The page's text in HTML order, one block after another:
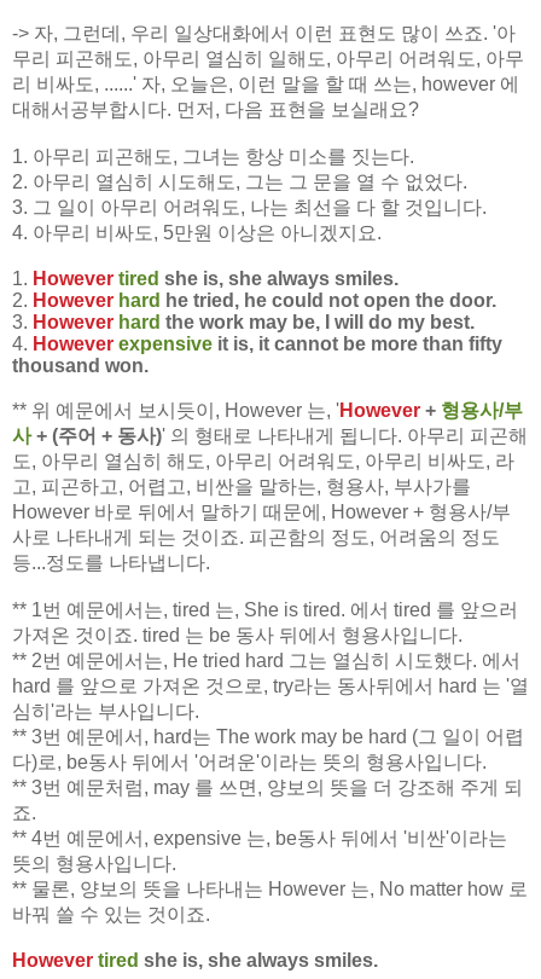
-> 자, 그런데, 우리 일상대화에서 이런 표현도 많이 쓰죠. '아
무리 피곤해도, 아무리 열심히 일해도, 아무리 어려워도, 아무
리 비싸도, ......' 자, 오늘은, 이런 말을 할 때 쓰는, however 에
대해서공부합시다. 먼저, 다음 표현을 보실래요?
1. 아무리 피곤해도, 그녀는 항상 미소를 짓는다.
2. 아무리 열심히 시도해도, 그는 그 문을 열 수 없었다.
3. 그 일이 아무리 어려워도, 나는 최선을 다 할 것입니다.
4. 아무리 비싸도, 5만원 이상은 아니겠지요.
1. However tired she is, she always smiles.
2. However hard he tried, he could not open the door.
3. However hard the work may be, I will do my best.
4. However expensive it is, it cannot be more than fifty
thousand won.
** 위 예문에서 보시듯이, However 는, 'However + 형용사/부
사+ (주어 + 동사)' 의 형태로 나타내게 됩니다. 아무리 피곤해
도, 아무리 열심히 해도, 아무리 어려워도, 아무리 비싸도, 라
고, 피곤하고, 어렵고, 비싼을 말하는, 형용사, 부사가를
However 바로 뒤에서 말하기 때문에, However + 형용사/부
사로 나타내게 되는 것이죠. 피곤함의 정도, 어려움의 정도
등...정도를 나타냅니다.
** 1번 예문에서는, tired 는, She is tired. 에서 tired 를 앞으러
가져온 것이죠. tired 는 be 동사 뒤에서 형용사입니다.
** 2번 예문에서는, He tried hard 그는 열심히 시도했다. 에서
hard 를 앞으로 가져온 것으로, try라는 동사뒤에서 hard 는 '열
심히'라는 부사입니다.
** 3번 예문에서, hard는 The work may be hard (그 일이 어렵
다)로, be동사 뒤에서 '어려운'이라는 뜻의 형용사입니다.
** 3번 예문처럼, may 를 쓰면, 양보의 뜻을 더 강조해 주게 되
죠.
** 4번 예문에서, expensive 는, be동사 뒤에서 '비싼'이라는
뜻의 형용사입니다.
** 물론, 양보의 뜻을 나타내는 However 는, No matter how 로
바꿔 쓸 수 있는 것이죠.
However tired she is, she always smiles.